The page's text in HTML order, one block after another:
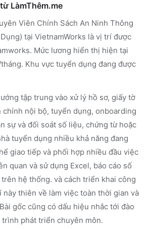
LàmThêm.me
Viên Chính Sách An Ninh Thông
tại VietnamWorks là vị trí được
Mức lương hiển thị hiện tại
Khu vực tuyển dụng đang được
tập trung vào xử lý hồ sơ, giấy tờ
chính nội bộ, tuyển dụng, onboarding
sự và đối soát số liệu, chứng từ hoặc
tuyển dụng nhiều khả năng đang
giao tiếp và phối hợp nhiều đầu việc
quan và sử dụng Excel, báo cáo số
hệ thống. và cách triển khai công
thiên về làm việc toàn thời gian và
gốc cũng có dấu hiệu nhắc tới đào
phát triển chuyên môn.